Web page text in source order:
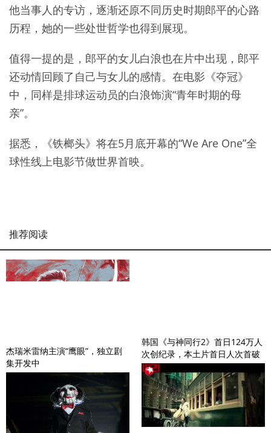
他当事人的专访，逐渐还原不同历史时期郎平的心路
历程，她的一些处世哲学也得到展现。
值得一提的是，郎平的女儿白浪也在片中出现，郎平
还动情回顾了自己与女儿的感情。在电影《夺冠》
中，同样是排球运动员的白浪饰演“青年时期的母
亲”。
据悉，《铁榔头》将在5月底开幕的“We Are One”全
球性线上电影节做世界首映。
推荐阅读
杰瑞米雷纳主演“鹰眼”，独立剧
集开发中
韩国《与神同行2》首日124万人
次创纪录，本土片首日人次首破
百万